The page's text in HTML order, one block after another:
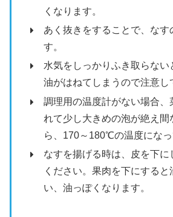
くなります。
あく抜きをすることで、なす
す。
水気をしっかりふき取らない
油がはねてしまうので注意し
調理用の温度計がない場合、
れて少し大きめの泡が絶え間
ら、170～180℃の温度になっ
なすを揚げる時は、皮を下に
ください。果肉を下にすると
い、油っぽくなります。